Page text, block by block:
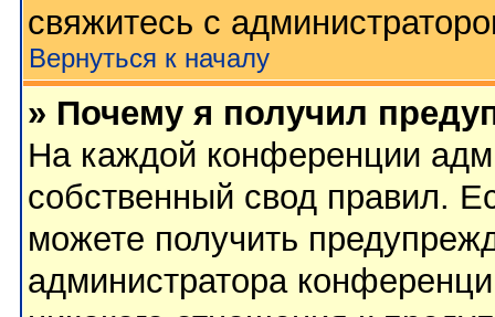
свяжитесь с
Вернуться к началу
» Почему я получил
На каждой конференции
собственный свод правил.
можете получить
администратора